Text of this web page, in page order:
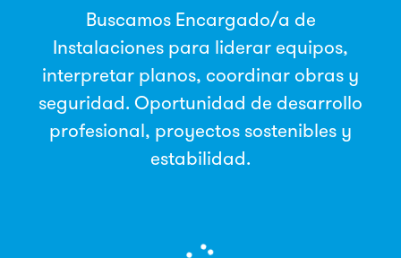
Buscamos Encargado/a de
Instalaciones para liderar equipos,
interpretar planos, coordinar obras y
seguridad. Oportunidad de desarrollo
profesional, proyectos sostenibles y
estabilidad.